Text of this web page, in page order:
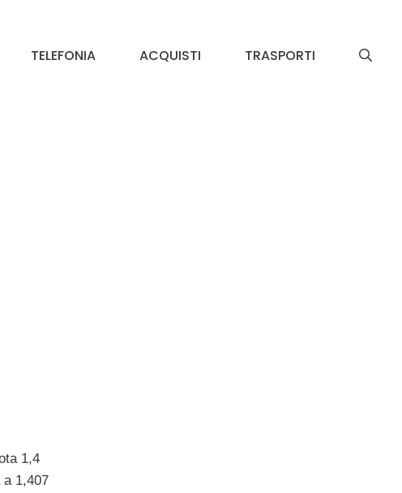
TELEFONIA ACQUISTI TRASPORTI
1,4
1,407